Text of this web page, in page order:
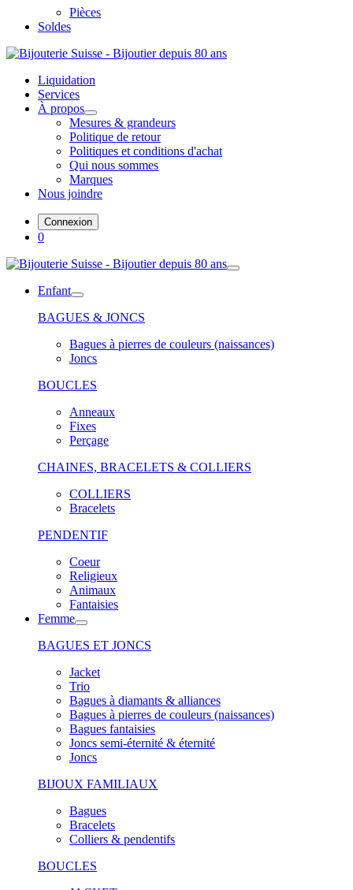
Pièces
Soldes
Liquidation
Services
À propos
Mesures & grandeurs
Politique de retour
Politiques et conditions d'achat
Qui nous sommes
Marques
Nous joindre
Connexion
0
Enfant
BAGUES & JONCS
Bagues à pierres de couleurs (naissances)
Joncs
BOUCLES
Anneaux
Fixes
Perçage
CHAINES, BRACELETS & COLLIERS
COLLIERS
Bracelets
PENDENTIF
Coeur
Religieux
Animaux
Fantaisies
Femme
BAGUES ET JONCS
Jacket
Trio
Bagues à diamants & alliances
Bagues à pierres de couleurs (naissances)
Bagues fantaisies
Joncs semi-éternité & éternité
Joncs
BIJOUX FAMILIAUX
Bagues
Bracelets
Colliers & pendentifs
BOUCLES